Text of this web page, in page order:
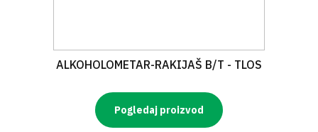
ALKOHOLOMETAR-RAKIJAŠ B/T - TLOS
Pogledaj proizvod